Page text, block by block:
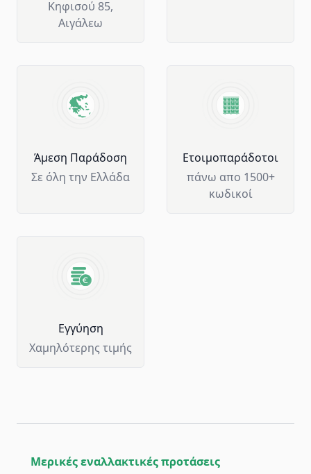
Κηφισού 85,
Αιγάλεω
Άμεση Παράδοση
Σε όλη την Ελλάδα
Ετοιμοπαράδοτοι
πάνω απο 1500+
κωδικοί
Eγγύηση
Χαμηλότερης τιμής
Μερικές εναλλακτικές προτάσεις